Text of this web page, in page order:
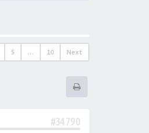
5 … 10 Next
#34790